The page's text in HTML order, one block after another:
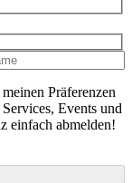
Präferenzen
Events und
einfach abmelden!